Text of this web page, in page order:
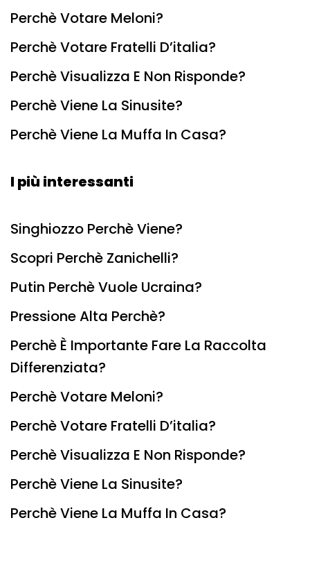
Perchè Votare Meloni?
Perchè Votare Fratelli D’italia?
Perchè Visualizza E Non Risponde?
Perchè Viene La Sinusite?
Perchè Viene La Muffa In Casa?
I più interessanti
Singhiozzo Perchè Viene?
Scopri Perchè Zanichelli?
Putin Perchè Vuole Ucraina?
Pressione Alta Perchè?
Perchè È Importante Fare La Raccolta
Differenziata?
Perchè Votare Meloni?
Perchè Votare Fratelli D’italia?
Perchè Visualizza E Non Risponde?
Perchè Viene La Sinusite?
Perchè Viene La Muffa In Casa?